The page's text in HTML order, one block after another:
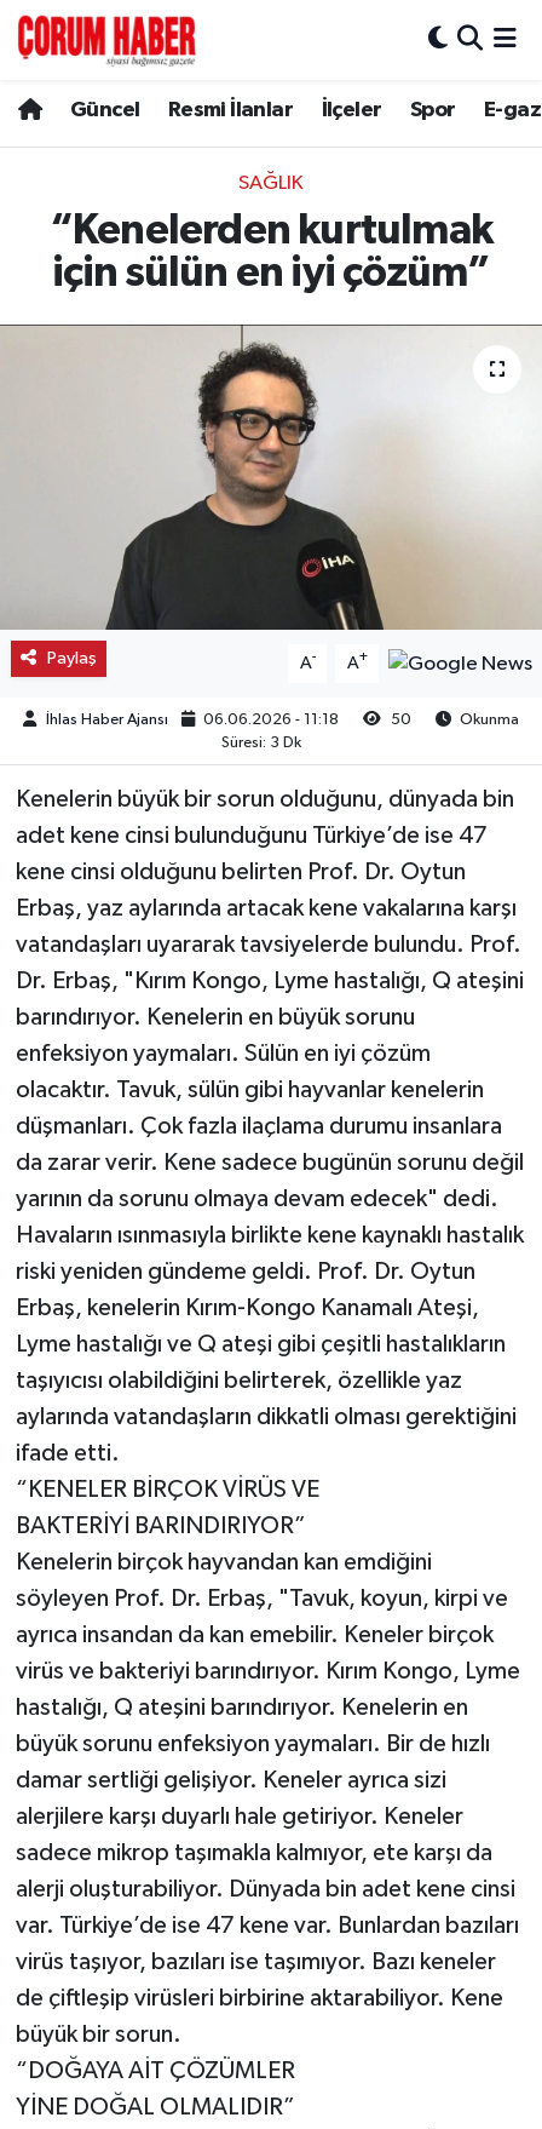
Güncel Resmi İlanlar İlçeler Spor E-
SAĞLIK
“Kenelerden kurtulmak
için sülün en iyi çözüm”
Paylaş A- A+
İhlas Haber Ajansı 06.06.2026 - 11:18 50
Okunma
Süresi: 3 Dk
Kenelerin büyük bir sorun olduğunu, dünyada bin
adet kene cinsi bulunduğunu Türkiye’de ise 47
kene cinsi olduğunu belirten Prof. Dr. Oytun
Erbaş, yaz aylarında artacak kene vakalarına karşı
vatandaşları uyararak tavsiyelerde bulundu. Prof.
Dr. Erbaş, "Kırım Kongo, Lyme hastalığı, Q ateşini
barındırıyor. Kenelerin en büyük sorunu
enfeksiyon yaymaları. Sülün en iyi çözüm
olacaktır. Tavuk, sülün gibi hayvanlar kenelerin
düşmanları. Çok fazla ilaçlama durumu insanlara
da zarar verir. Kene sadece bugünün sorunu değil
yarının da sorunu olmaya devam edecek" dedi.
Havaların ısınmasıyla birlikte kene kaynaklı hastalık
riski yeniden gündeme geldi. Prof. Dr. Oytun
Erbaş, kenelerin Kırım-Kongo Kanamalı Ateşi,
Lyme hastalığı ve Q ateşi gibi çeşitli hastalıkların
taşıyıcısı olabildiğini belirterek, özellikle yaz
aylarında vatandaşların dikkatli olması gerektiğini
ifade etti.
“KENELER BİRÇOK VİRÜS VE
BAKTERİYİ BARINDIRIYOR”
Kenelerin birçok hayvandan kan emdiğini
söyleyen Prof. Dr. Erbaş, "Tavuk, koyun, kirpi ve
ayrıca insandan da kan emebilir. Keneler birçok
virüs ve bakteriyi barındırıyor. Kırım Kongo, Lyme
hastalığı, Q ateşini barındırıyor. Kenelerin en
büyük sorunu enfeksiyon yaymaları. Bir de hızlı
damar sertliği gelişiyor. Keneler ayrıca sizi
alerjilere karşı duyarlı hale getiriyor. Keneler
sadece mikrop taşımakla kalmıyor, ete karşı da
alerji oluşturabiliyor. Dünyada bin adet kene cinsi
var. Türkiye’de ise 47 kene var. Bunlardan bazıları
virüs taşıyor, bazıları ise taşımıyor. Bazı keneler
de çiftleşip virüsleri birbirine aktarabiliyor. Kene
büyük bir sorun.
“DOĞAYA AİT ÇÖZÜMLER
YİNE DOĞAL OLMALIDIR”
Spor
Resmi İlanlar
Alaca
Kargı
Laçin
Mecitözü
Oğuzlar
Ortaköy
Osmancık
Sungurlu
Uğurludağ
Sağlık
Hava Durumu
Çorum Namaz Vakitleri
Trafik Durumu
Süper Lig Puan Durumu ve Fikstür
Tüm Manşetler
Son Dakika Haberleri
Haber Arşivi